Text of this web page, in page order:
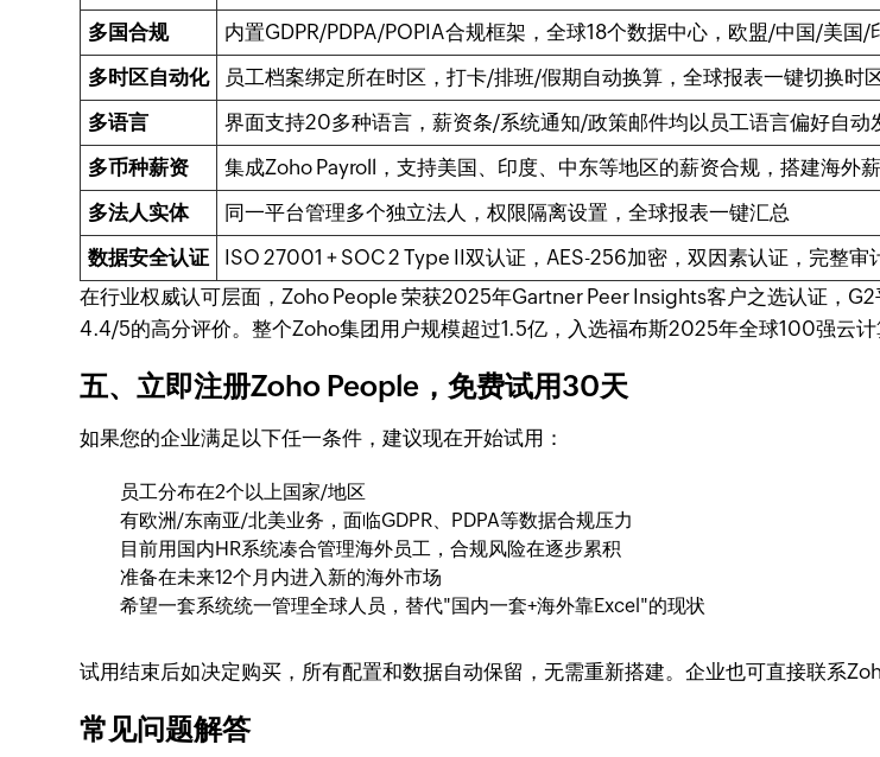
多国合规
内置GDPR/PDPA/POPIA合规框架，全球18个数据中心，欧盟/中国/美国
多时区自动化
员工档案绑定所在时区，打卡/排班/假期自动换算，全球报表一键切换时
多语言
界面支持20多种语言，薪资条/系统通知/政策邮件均以员工语言偏好自动
多币种薪资
集成Zoho Payroll，支持美国、印度、中东等地区的薪资合规，搭建海外
多法人实体
同一平台管理多个独立法人，权限隔离设置，全球报表一键汇总
数据安全认证
ISO 27001 + SOC 2 Type II双认证，AES-256加密，双因素认证，完整审
在行业权威认可层面，Zoho People 荣获2025年Gartner Peer Insights客户之选认证，
4.4/5的高分评价。整个Zoho集团用户规模超过1.5亿，入选福布斯2025年全球100强云
五、立即注册Zoho People，免费试用30天
如果您的企业满足以下任一条件，建议现在开始试用：
员工分布在2个以上国家/地区
有欧洲/东南亚/北美业务，面临GDPR、PDPA等数据合规压力
目前用国内HR系统凑合管理海外员工，合规风险在逐步累积
准备在未来12个月内进入新的海外市场
希望一套系统统一管理全球人员，替代"国内一套+海外靠Excel"的现状
试用结束后如决定购买，所有配置和数据自动保留，无需重新搭建。企业也可直接联系
常见问题解答